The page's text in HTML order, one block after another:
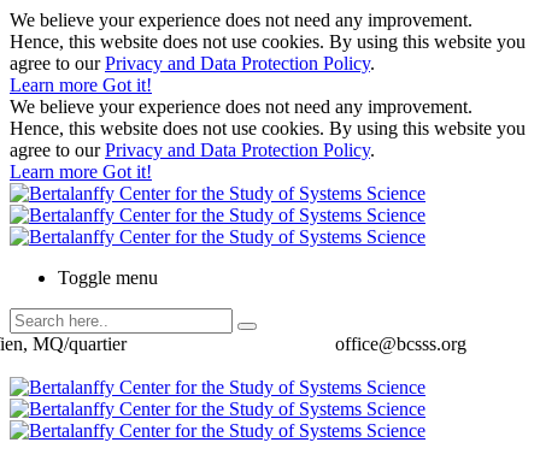
We believe your experience does not need any improvement.
Hence, this website does not use cookies. By using this website you
agree to ourPrivacy and Data Protection Policy.
Learn more Got it!
We believe your experience does not need any improvement.
Hence, this website does not use cookies. By using this website you
agree to ourPrivacy and Data Protection Policy.
Learn more Got it!
Toggle menu
office@bcsss.org
MQ/quartier